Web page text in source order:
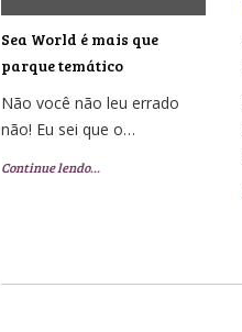
Sea World é mais que
parque temático
Não você não leu errado
não! Eu sei que o…
Continue lendo…